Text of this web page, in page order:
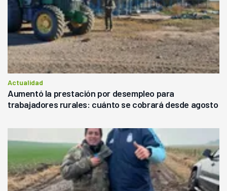
Actualidad
Aumentó la prestación por desempleo para
trabajadores rurales: cuánto se cobrará desde agosto